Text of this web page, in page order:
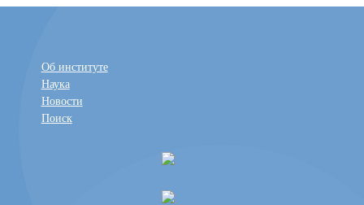
Об институте
Наука
Новости
Поиск